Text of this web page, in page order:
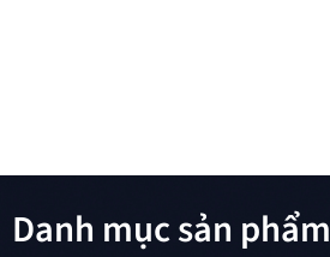
Danh mục sản phẩm